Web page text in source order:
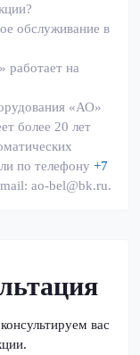
обслуживание в
работает на
«АО»
более 20 лет
по телефону +7
ao-bel@bk.ru.
вас